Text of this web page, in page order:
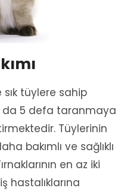
tüylere sahip
da 5 defa taranmaya
Tüylerinin
bakımlı ve sağlıklı
en az iki
hastalıklarına